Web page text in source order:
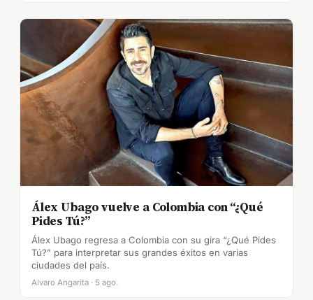
Álex Ubago vuelve a Colombia con “¿Qué
Pides Tú?”
Álex Ubago regresa a Colombia con su gira “¿Qué Pides
Tú?” para interpretar sus grandes éxitos en varias
ciudades del país.
Alvaro Angarita · 5 ago.